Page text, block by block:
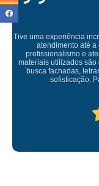
Empresa
ficou